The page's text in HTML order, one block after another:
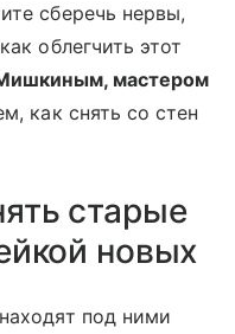
сберечь нервы,
облегчить этот
мастером
как снять со стен
старые
новых
под ними